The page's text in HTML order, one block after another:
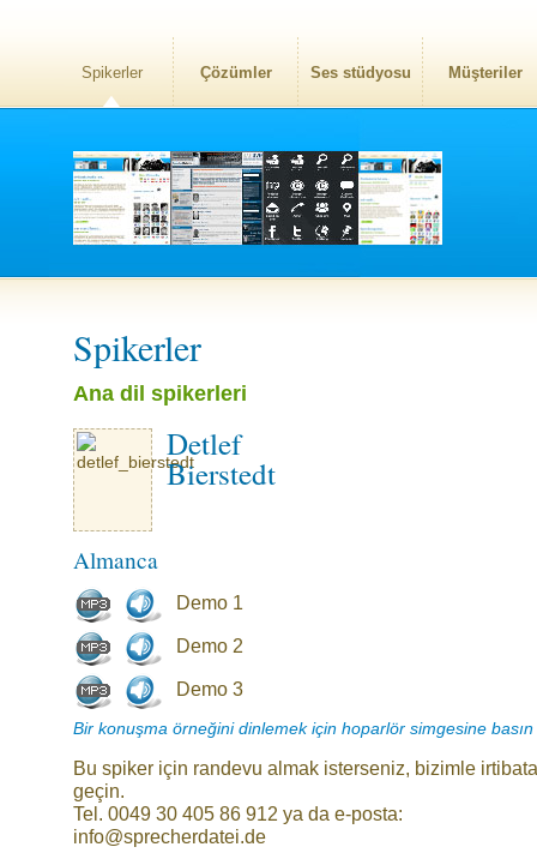
Spikerler Çözümler Ses stüdyosu Müşteriler
Spikerler
Ana dil spikerleri
Detlef
Bierstedt
Almanca
Demo 1
Demo 2
Demo 3
Bir konuşma örneğini dinlemek için hoparlör simgesine basın
Bu spiker için randevu almak isterseniz, bizimle irtibata
geçin.
Tel. 0049 30 405 86 912 ya da e-posta:
info@sprecherdatei.de